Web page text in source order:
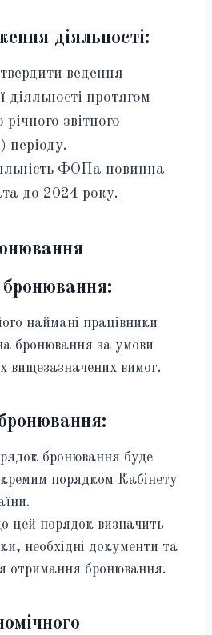
діяльності:
ведення
діяльності протягом
звітного
періоду.
ФОПа повинна
до 2024 року.
наймані працівники
бронювання за умови
вищезазначених вимог.
бронювання буде
порядком Кабінету
цей порядок визначить
необхідні документи та
отримання бронювання.